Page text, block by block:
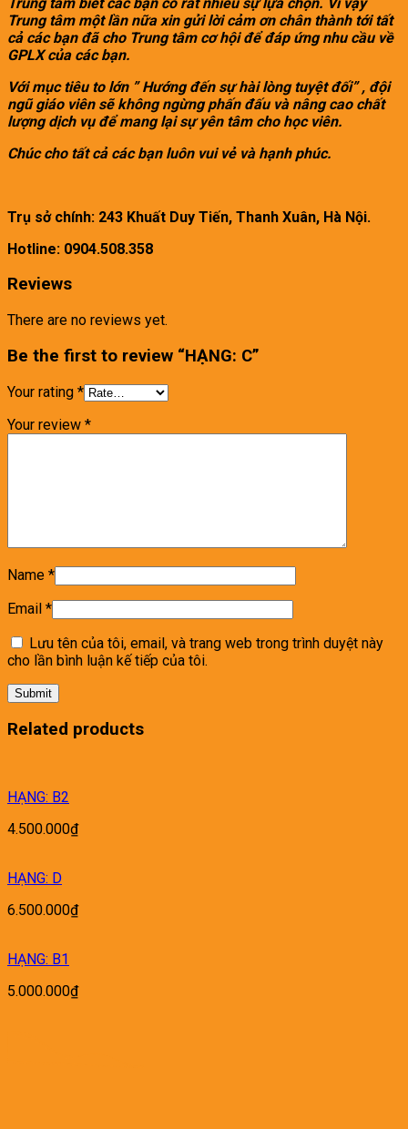
Trung tâm một lần nữa xin gửi lời cảm ơn chân thành tới tất
cả các bạn đã cho Trung tâm cơ hội để đáp ứng nhu cầu về
GPLX của các bạn.
Với mục tiêu to lớn ” Hướng đến sự hài lòng tuyệt đối” , đội
ngũ giáo viên sẽ không ngừng phấn đấu và nâng cao chất
lượng dịch vụ để mang lại sự yên tâm cho học viên.
Chúc cho tất cả các bạn luôn vui vẻ và hạnh phúc.
Trụ sở chính: 243 Khuất Duy Tiến, Thanh Xuân, Hà Nội.
Hotline: 0904.508.358
Reviews
There are no reviews yet.
Be the first to review “HẠNG: C”
Your rating *
Your review *
Name *
Email *
Lưu tên của tôi, email, và trang web trong trình duyệt này
cho lần bình luận kế tiếp của tôi.
Related products
HẠNG: B2
4.500.000₫
HẠNG: D
6.500.000₫
HẠNG: B1
5.000.000₫